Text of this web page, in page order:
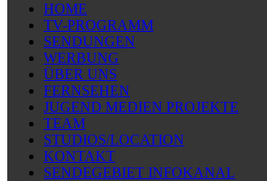
HOME
TV-PROGRAMM
SENDUNGEN
WERBUNG
ÜBER UNS
FERNSEHEN
JUGEND MEDIEN PROJEKTE
TEAM
STUDIOS/LOCATION
KONTAKT
SENDEGEBIET INFOKANAL